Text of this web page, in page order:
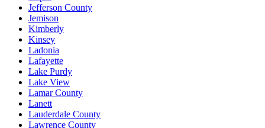
Jefferson County
Jemison
Kimberly
Kinsey
Ladonia
Lafayette
Lake Purdy
Lake View
Lamar County
Lanett
Lauderdale County
Lawrence County